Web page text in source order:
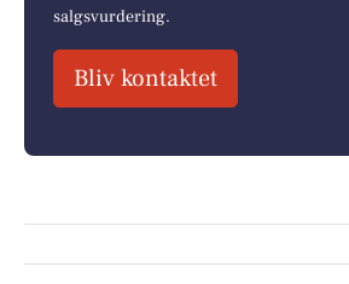
salgsvurdering.
Bliv kontaktet